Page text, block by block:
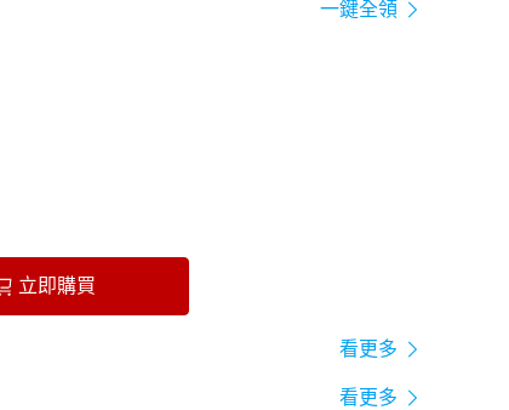
一鍵全領
立即購買
看更多
看更多